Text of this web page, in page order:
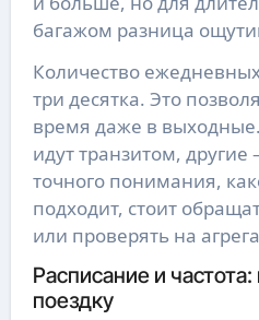
багажом разница
Количество
три десятка. Это
время даже в
идут транзитом,
точного понимания,
подходит, стоит
или проверять на
Расписание и
поездку